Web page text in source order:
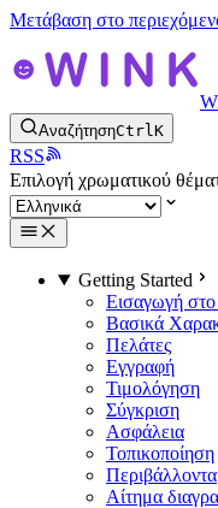
Μετάβαση στο
ΑναζήτησηCtrlK
RSS
Επιλογή χρωματικού
Getting Started
Εισαγωγή
Βασικά
Πελάτες
Εγγραφή
Τιμολόγηση
Σύγκριση
Ασφάλεια
Τοπικοποίηση
Περιβάλλοντα
Αίτημα